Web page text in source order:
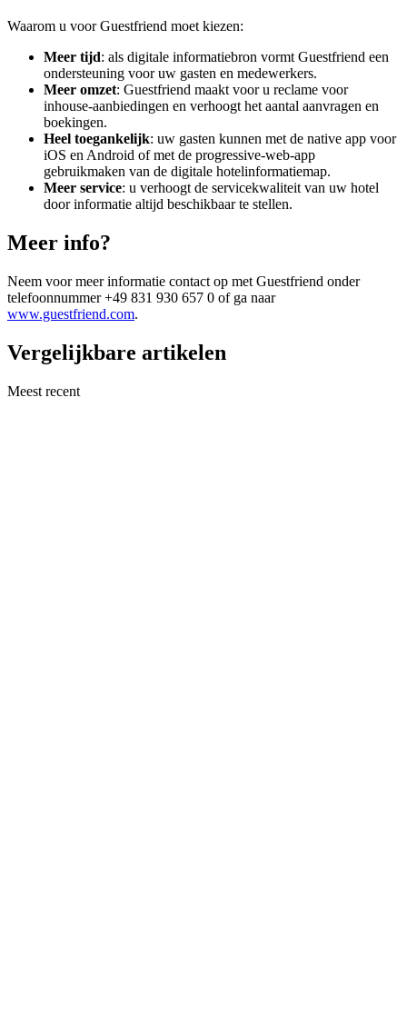
Waarom u voor Guestfriend moet kiezen:
Meer tijd: als digitale informatiebron vormt Guestfriend een
ondersteuning voor uw gasten en medewerkers.
Meer omzet: Guestfriend maakt voor u reclame voor
inhouse-aanbiedingen en verhoogt het aantal aanvragen en
boekingen.
Heel toegankelijk: uw gasten kunnen met de native app voor
iOS en Android of met de progressive-web-app
gebruikmaken van de digitale hotelinformatiemap.
Meer service: u verhoogt de servicekwaliteit van uw hotel
door informatie altijd beschikbaar te stellen.
Meer info?
Neem voor meer informatie contact op met Guestfriend onder
telefoonnummer +49 831 930 657 0 of ga naar
www.guestfriend.com.
Vergelijkbare artikelen
Meest recent